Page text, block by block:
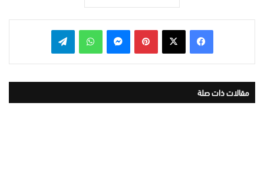
بينتيريست واتساب
مقالات ذات صلة